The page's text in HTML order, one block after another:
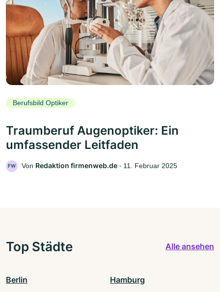
Berufsbild Optiker
Traumberuf Augenoptiker: Ein
umfassender Leitfaden
FW Von Redaktion firmenweb.de ‧ 11. Februar 2025
Top Städte Alle ansehen
Berlin Hamburg